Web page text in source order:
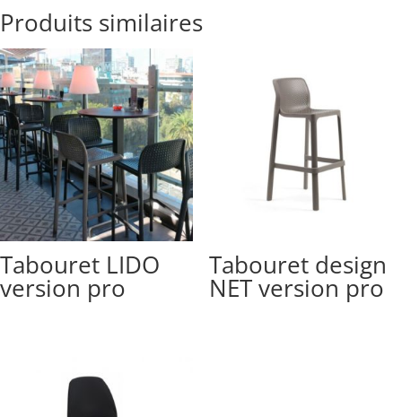
Produits similaires
Tabouret LIDO
version pro
Tabouret design
NET version pro